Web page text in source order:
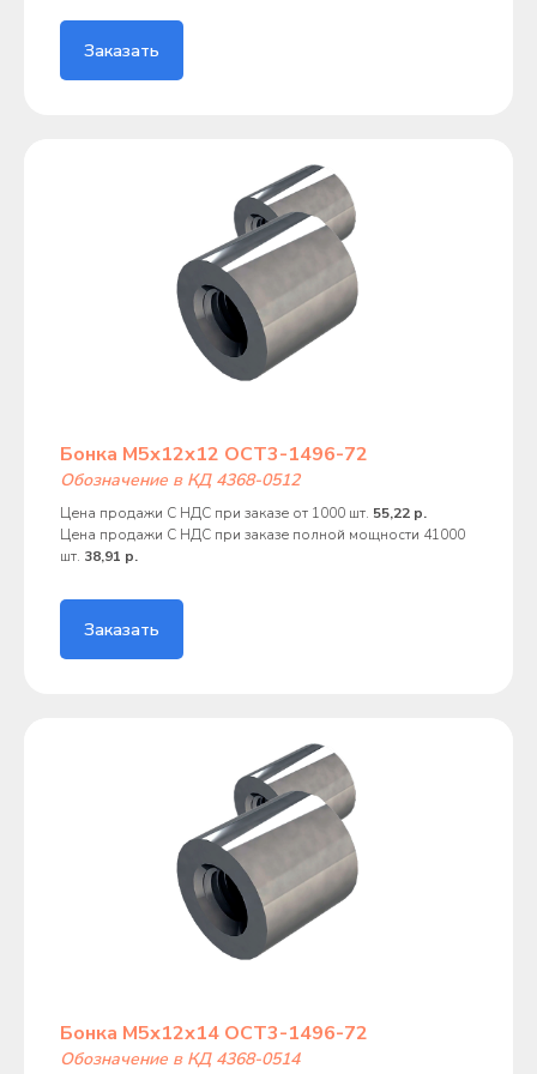
Заказать
Бонка М5х12х12 ОСТ3-1496-72
Обозначение в КД 4368-0512
Цена продажи С НДС при заказе от 1000 шт. 55,22 р.
Цена продажи С НДС при заказе полной мощности 41000
шт. 38,91 р.
Заказать
Бонка М5х12х14 ОСТ3-1496-72
Обозначение в КД 4368-0514